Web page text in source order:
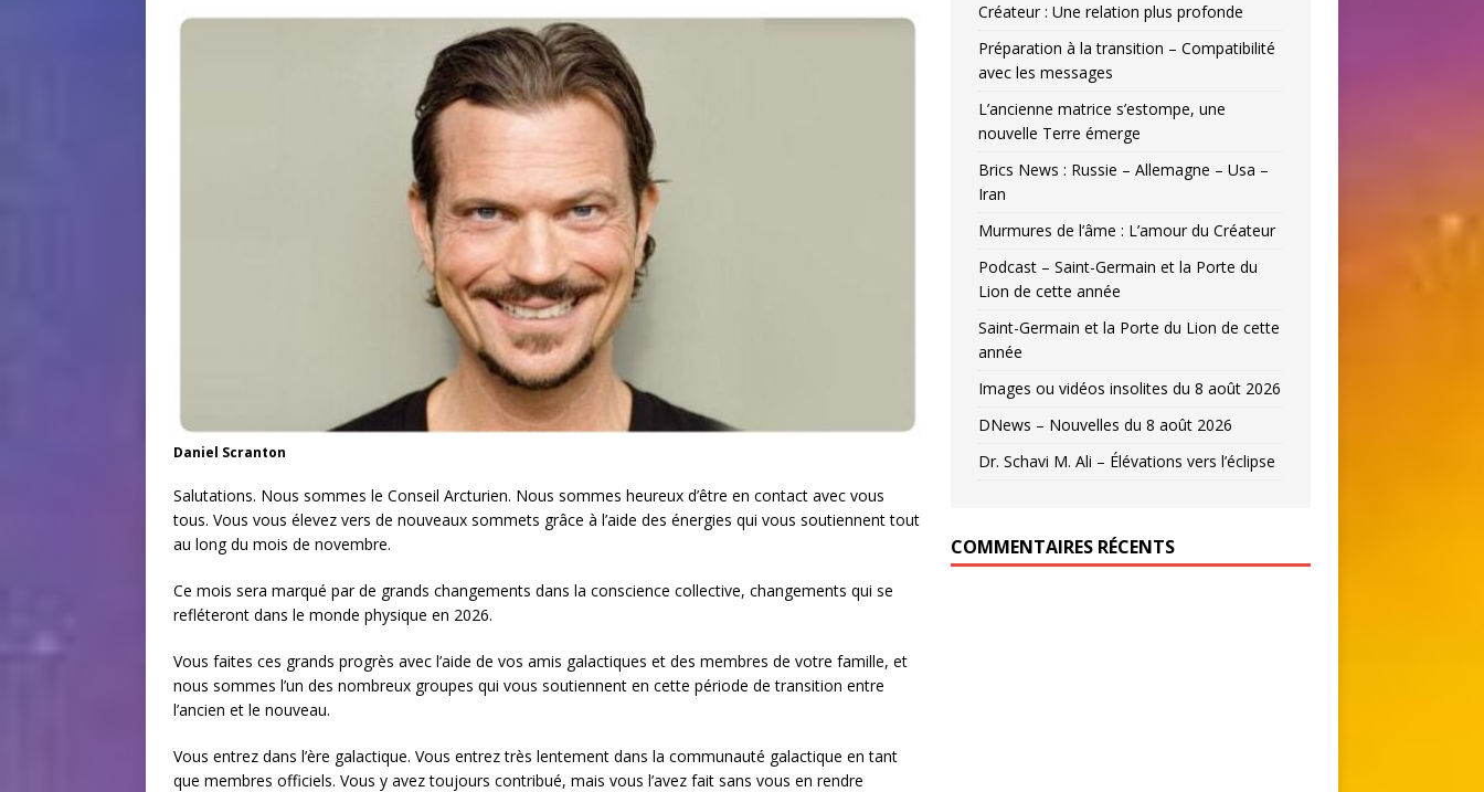
Daniel Scranton
Salutations. Nous sommes le Conseil Arcturien. Nous sommes heureux d’être en contact avec vous
tous. Vous vous élevez vers de nouveaux sommets grâce à l’aide des énergies qui vous soutiennent tout
au long du mois de novembre.
Ce mois sera marqué par de grands changements dans la conscience collective, changements qui se
refléteront dans le monde physique en 2026.
Vous faites ces grands progrès avec l’aide de vos amis galactiques et des membres de votre famille, et
nous sommes l’un des nombreux groupes qui vous soutiennent en cette période de transition entre
l’ancien et le nouveau.
Vous entrez dans l’ère galactique. Vous entrez très lentement dans la communauté galactique en tant
que membres officiels. Vous y avez toujours contribué, mais vous l’avez fait sans vous en rendre
Créateur : Une relation plus profonde
Préparation à la transition – Compatibilité
avec les messages
L’ancienne matrice s’estompe, une
nouvelle Terre émerge
Brics News : Russie – Allemagne – Usa –
Iran
Murmures de l’âme : L’amour du Créateur
Podcast – Saint-Germain et la Porte du
Lion de cette année
Saint-Germain et la Porte du Lion de cette
année
Images ou vidéos insolites du 8 août 2026
DNews – Nouvelles du 8 août 2026
Dr. Schavi M. Ali – Élévations vers l’éclipse
COMMENTAIRES RÉCENTS